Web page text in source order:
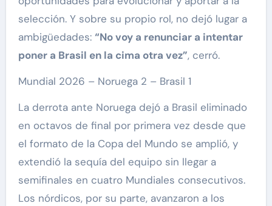
selección. Y sobre su propio rol, no dejó lugar a
ambigüedades: “No voy a renunciar a intentar
poner a Brasil en la cima otra vez”, cerró.
Mundial 2026 – Noruega 2 – Brasil 1
La derrota ante Noruega dejó a Brasil eliminado
en octavos de final por primera vez desde que
el formato de la Copa del Mundo se amplió, y
extendió la sequía del equipo sin llegar a
semifinales en cuatro Mundiales consecutivos.
Los nórdicos, por su parte, avanzaron a los